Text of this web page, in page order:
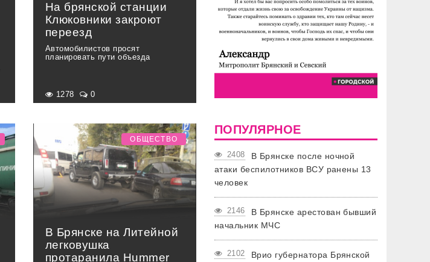
На брянской станции
Клюковники закроют
переезд
Автомобилистов просят
планировать пути объезда
1278 0
В Брянске на Литейной
легковушка
протаранила Hummer
ОБЩЕСТВО
ПОПУЛЯРНОЕ
2408
В Брянске после ночной
атаки беспилотников ВСУ ранены 13
человек
2146
В Брянске арестован бывший
начальник МЧС
2102
Врио губернатора Брянской